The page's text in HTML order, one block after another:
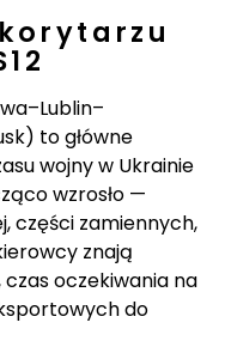
to główne
wojny w Ukrainie
wzrosło —
części zamiennych,
znają
oczekiwania na
do